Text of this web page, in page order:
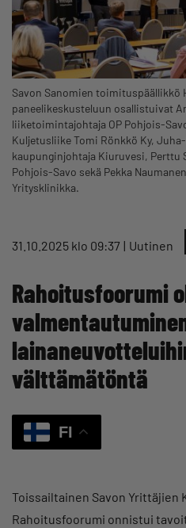
Savon Sanomien toimituspäällikkö
paneelikeskusteluun osallistuivat
liiketoimintajohtaja OP Pohjois-
Kuljetusliike Tomi Rönkkö Ky,
kaupunginjohtaja Kiuruvesi, Perttu
Pohjois-Savo sekä Pekka
Yritysklinikka.
31.10.2025 klo 09:37 Uutinen
Rahoitusfoorumi
välttämätöntä
FI
Toissailtainen Savon Yrittäjien
Rahoitusfoorumi onnistui